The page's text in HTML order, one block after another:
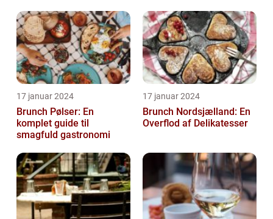
17 januar 2024
Brunch Pølser: En
komplet guide til
smagfuld gastronomi
17 januar 2024
Brunch Nordsjælland: En
Overflod af Delikatesser